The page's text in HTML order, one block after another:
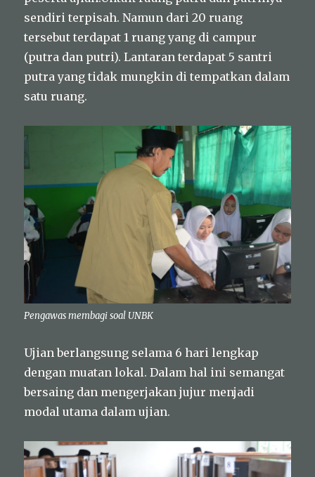
sendiri terpisah. Namun dari 20 ruang
tersebut terdapat 1 ruang yang di campur
(putra dan putri). Lantaran terdapat 5 santri
putra yang tidak mungkin di tempatkan dalam
satu ruang.
Pengawas membagi soal UNBK
Ujian berlangsung selama 6 hari lengkap
dengan muatan lokal. Dalam hal ini semangat
bersaing dan mengerjakan jujur menjadi
modal utama dalam ujian.